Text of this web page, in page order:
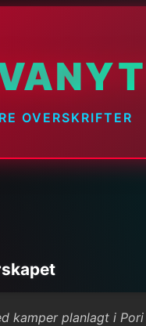
OVERSKRIFTER
kamper planlagt i Pori